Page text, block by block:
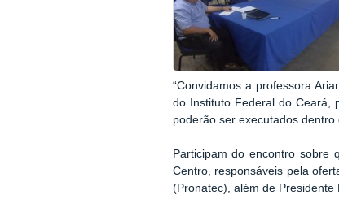
“Convidamos a professora
do Instituto Federal do Ceará,
poderão ser executados dentro
Participam do encontro sobre
Centro, responsáveis pela
(Pronatec), além de Presidente